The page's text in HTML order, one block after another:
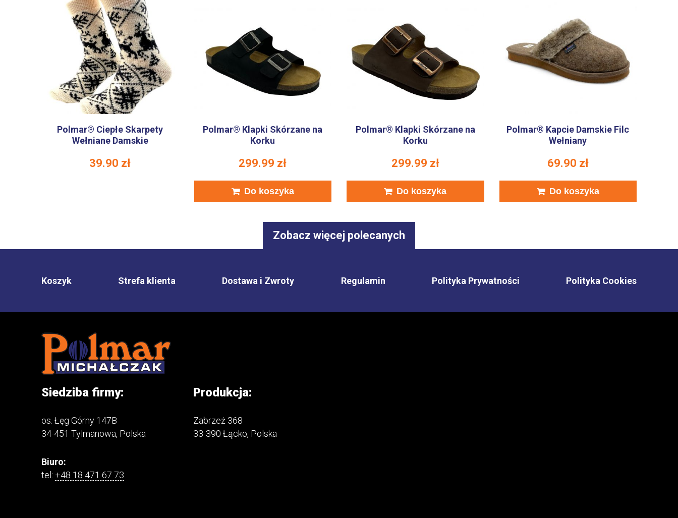
Polmar® Ciepłe Skarpety
Wełniane Damskie
39.90 zł
Polmar® Klapki Skórzane na
Korku
299.99 zł
Do koszyka
Polmar® Klapki Skórzane na
Korku
299.99 zł
Do koszyka
Polmar® Kapcie Damskie Filc
Wełniany
69.90 zł
Do koszyka
Zobacz więcej polecanych
Koszyk Strefa klienta Dostawa i Zwroty Regulamin Polityka Prywatności Polityka Cookies
Siedziba firmy:
os. Łęg Górny 147B
34-451 Tylmanowa, Polska
Produkcja:
Zabrzeż 368
33-390 Łącko, Polska
Biuro:
tel: +48 18 471 67 73